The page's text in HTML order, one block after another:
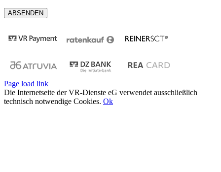
Page load link
Die Internetseite der VR-Dienste eG verwendet ausschließlich
technisch notwendige Cookies. Ok